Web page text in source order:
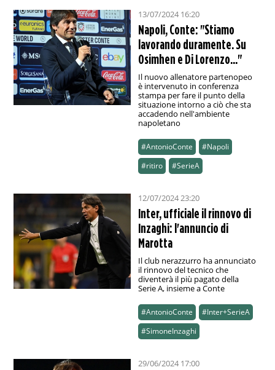
13/07/2024 16:20
Napoli, Conte: "Stiamo
lavorando duramente. Su
Osimhen e Di Lorenzo..."
Il nuovo allenatore partenopeo
è intervenuto in conferenza
stampa per fare il punto della
situazione intorno a ciò che sta
accadendo nell'ambiente
napoletano
#AntonioConte
#Napoli
#ritiro
#SerieA
12/07/2024 23:20
Inter, ufficiale il rinnovo di
Inzaghi: l'annuncio di
Marotta
Il club nerazzurro ha annunciato
il rinnovo del tecnico che
diventerà il più pagato della
Serie A, insieme a Conte
#AntonioConte
#Inter+SerieA
#SimoneInzaghi
29/06/2024 17:00